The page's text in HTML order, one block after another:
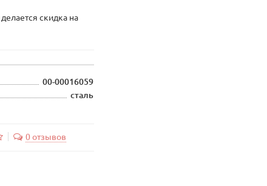
скидка на
00-00016059
сталь
0 отзывов